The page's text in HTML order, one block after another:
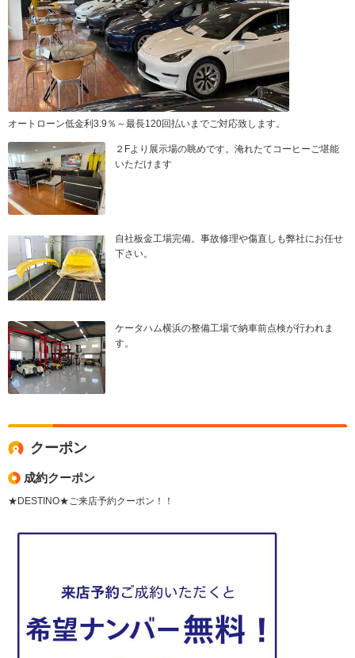
オートローン低金利3.9％～最長120回払いまでご対応致します。
２Fより展示場の眺めです。淹れたてコーヒーご堪能
いただけます
自社板金工場完備。事故修理や傷直しも弊社にお任せ
下さい。
ケータハム横浜の整備工場で納車前点検が行われま
す。
クーポン
成約クーポン
★DESTINO★ご来店予約クーポン！！